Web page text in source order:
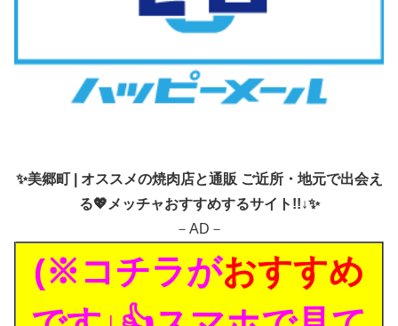
✨美郷町 | オススメの焼肉店と通販 ご近所・地元で出会え
る💖メッチャおすすめするサイト!!↓✨
－AD－
(※コチラがおすすめ